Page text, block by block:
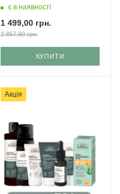
є в наявності
1 499,00 грн.
2 857,90грн.
КУПИТИ
Акція